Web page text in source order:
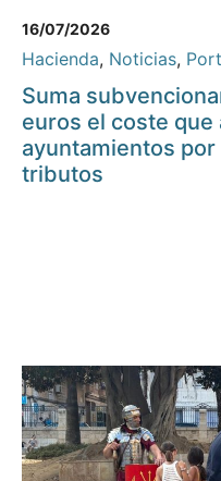
16/07/2026
Hacienda, Noticias,
Suma
euros el coste que
ayuntamientos
tributos